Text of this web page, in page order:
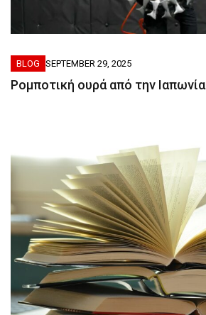
BLOG SEPTEMBER 29, 2025
Ρομποτική ουρά από την Ιαπωνία